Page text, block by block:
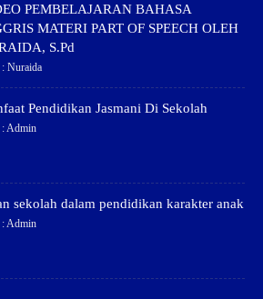
PEMBELAJARAN BAHASA
MATERI PART OF SPEECH OLEH
S.Pd
Nuraida
Pendidikan Jasmani Di Sekolah
: Admin
sekolah dalam pendidikan karakter anak
: Admin